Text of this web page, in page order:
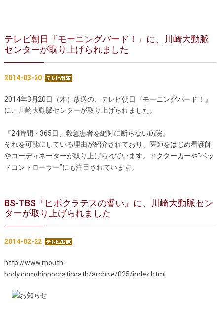
テレビ朝日『モーニングバード！』に、川崎大動脈
センターが取り上げられました
2014-03-20
2014年3月20日（木）放送の、テレビ朝日『モーニングバード！』
に、川崎大動脈センターが取り上げられました。
『24時間・365日、救急患者を絶対に断らない病院』
それを可能にしている理由が紹介されており、医師をはじめ看護師
やコーディネーターが取り上げられています。ドクターカーや”ベッ
ドコントローラー”にも注目されています。
BS-TBS『ヒポクラテスの誓い』に、川崎大動脈セン
ターが取り上げられました
2014-02-22
http://www.mouth-
body.com/hippocraticoath/archive/025/index.html